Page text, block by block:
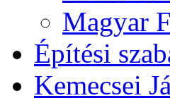
Magyar
Építési
Kemecsei